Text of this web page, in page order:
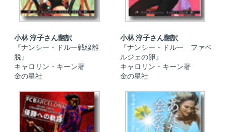
小林 淳子さん翻訳
『ナンシー・ドルー戦線離
脱』
キャロリン・キーン著
金の星社
小林 淳子さん翻訳
『ナンシー・ドルー ファベ
ルジェの卵』
キャロリン・キーン著
金の星社